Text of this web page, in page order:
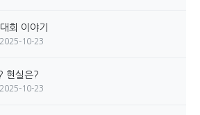
회 이야기
2025-10-23
현실은?
2025-10-23